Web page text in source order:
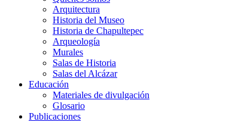
Arquitectura
Historia del Museo
Historia de Chapultepec
Arqueología
Murales
Salas de Historia
Salas del Alcázar
Educación
Materiales de divulgación
Glosario
Publicaciones